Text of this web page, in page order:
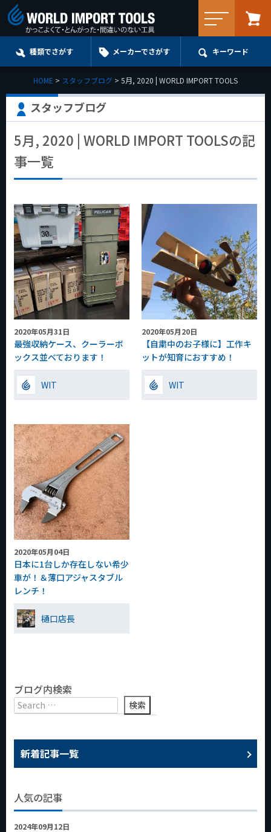
種類でさがす メーカーでさがす キーワード
HOME スタッフブログ 5月, 2020 | WORLD IMPORT TOOLS
スタッフブログ
5月, 2020 | WORLD IMPORT TOOLSの記
事一覧
2020年05月31日
最強収納ケース、クーラーボ
ックス並べております！
WIT
2020年05月20日
【自粛中のお子様に】工作キ
ットが知育におすすめ！
WIT
2020年05月04日
日本に1台しか存在しない希少
車が！＆薄口アジャスタブル
レンチ！
樋口店長
ブログ内検索
新着記事一覧
人気の記事
2024年09月12日